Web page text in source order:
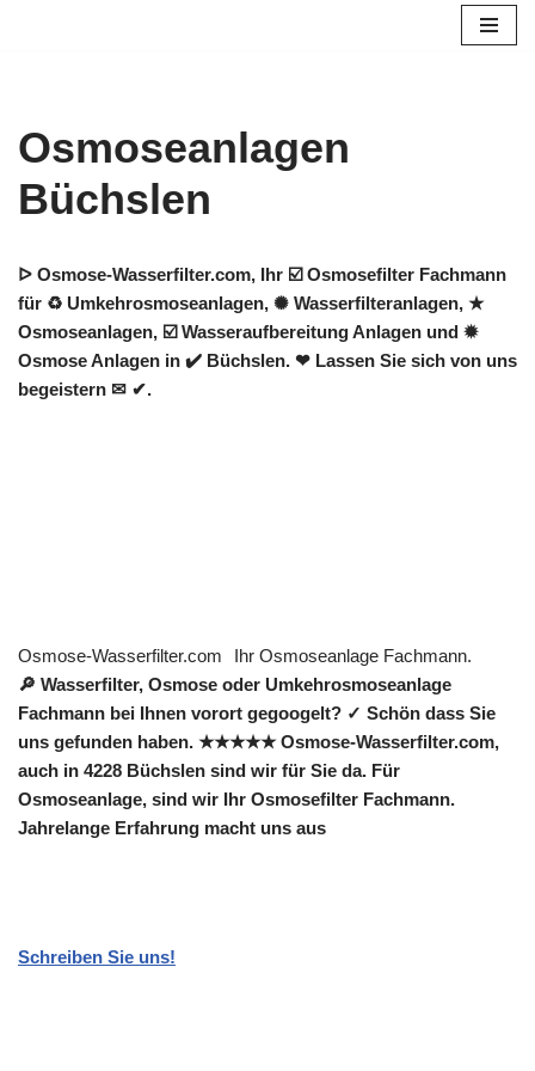
Osmoseanlagen
Büchslen
ᐅ Osmose-Wasserfilter.com, Ihr ☑️ Osmosefilter Fachmann
für ♻ Umkehrosmoseanlagen, ✺ Wasserfilteranlagen, ★
Osmoseanlagen, ☑️ Wasseraufbereitung Anlagen und ✹
Osmose Anlagen in ✔️ Büchslen. ❤ Lassen Sie sich von uns
begeistern ✉ ✔.
Osmose-Wasserfilter.com
Ihr Osmoseanlage Fachmann.
🔎 Wasserfilter, Osmose oder Umkehrosmoseanlage
Fachmann bei Ihnen vorort gegoogelt? ✓ Schön dass Sie
uns gefunden haben. ★★★★★ Osmose-Wasserfilter.com,
auch in 4228 Büchslen sind wir für Sie da. Für
Osmoseanlage, sind wir Ihr Osmosefilter Fachmann.
Jahrelange Erfahrung macht uns aus
Schreiben Sie uns!